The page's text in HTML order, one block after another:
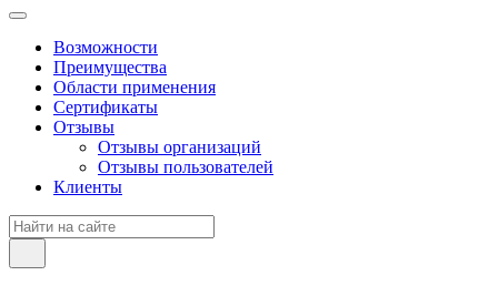
Возможности
Преимущества
Области применения
Сертификаты
Отзывы
Отзывы организаций
Отзывы пользователей
Клиенты